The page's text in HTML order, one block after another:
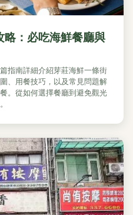
：必吃海鮮餐廳與
指南詳細介紹芽莊海鮮一條街
、用餐技巧，以及常見問題解
。從如何選擇餐廳到避免觀光